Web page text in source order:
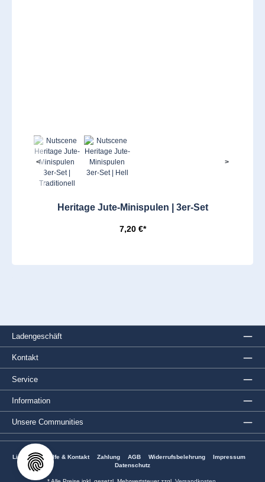
< >
Heritage Jute-Minispulen | 3er-Set
7,20 €*
Ladengeschäft
Service
Information
Kontakt
Unsere Communities
Lieferung Hilfe & Kontakt Zahlung AGB Widerrufsbelehrung
Impressum
Datenschutz